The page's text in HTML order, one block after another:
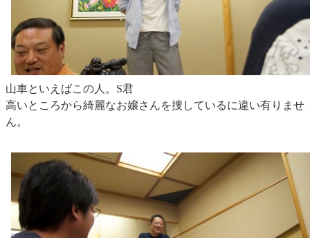
山車といえばこの人。S君
高いところから綺麗なお嬢さんを捜しているに違い有りませ
ん。